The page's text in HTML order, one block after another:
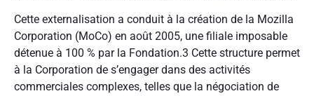
Cette externalisation a conduit à la création de la Mozilla
Corporation (MoCo) en août 2005, une filiale imposable
détenue à 100 % par la Fondation.3 Cette structure permet
à la Corporation de s’engager dans des activités
commerciales complexes, telles que la négociation de